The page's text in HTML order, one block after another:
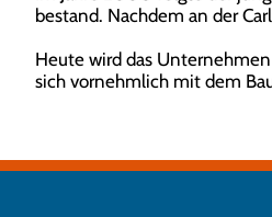
bestand. Nachdem an der
Heute wird das
sich vornehmlich mit dem